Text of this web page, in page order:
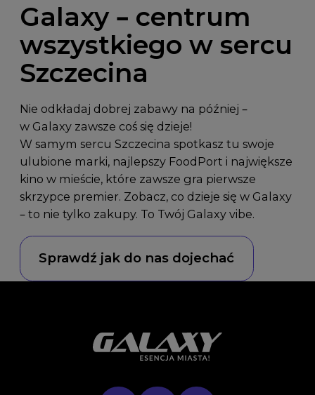
Galaxy – centrum
wszystkiego w sercu
Szczecina
Nie odkładaj dobrej zabawy na później –
w Galaxy zawsze coś się dzieje!
W samym sercu Szczecina spotkasz tu swoje
ulubione marki, najlepszy FoodPort i największe
kino w mieście, które zawsze gra pierwsze
skrzypce premier. Zobacz, co dzieje się w Galaxy
– to nie tylko zakupy. To Twój Galaxy vibe.
Sprawdź jak do nas dojechać